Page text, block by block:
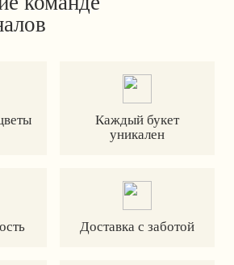
Каждый букет
уникален
Доставка с заботой